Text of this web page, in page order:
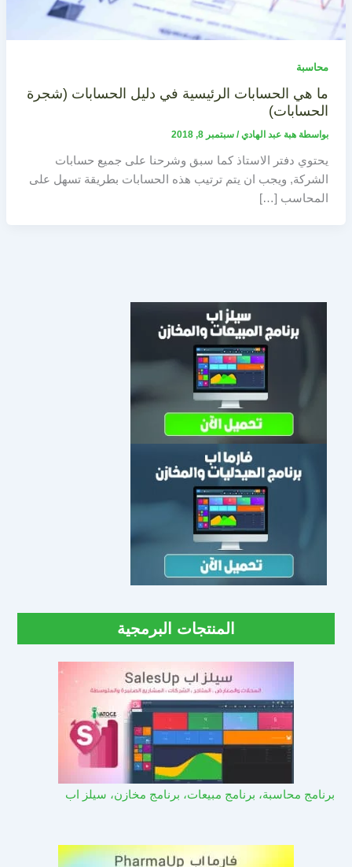
محاسبة
ما هي الحسابات الرئيسية في دليل الحسابات (شجرة
الحسابات)
بواسطة هبة عبد الهادي/ سبتمبر 8, 2018
يحتوي دفتر الاستاذ كما سبق وشرحنا على جميع حسابات
الشركة, ويجب ان يتم ترتيب هذه الحسابات بطريقة تسهل على
المحاسب […]
المنتجات البرمجية
برنامج محاسبة، برنامج مبيعات، برنامج مخازن، سيلز اب